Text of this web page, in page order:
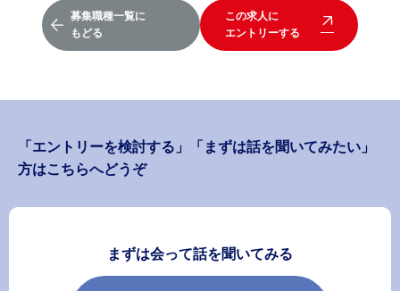
募集職種一覧に
もどる
この求人に
エントリーする
「エントリーを検討する」「まずは話を聞いてみたい」
方はこちらへどうぞ
まずは会って話を聞いてみる